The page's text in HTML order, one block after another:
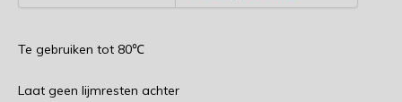
Te gebruiken tot 80℃
Laat geen lijmresten achter